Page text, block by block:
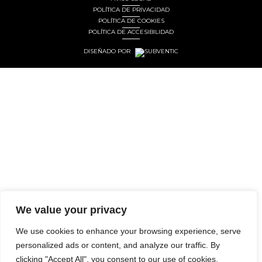
We value your privacy
We use cookies to enhance your browsing experience, serve
personalized ads or content, and analyze our traffic. By
clicking "Accept All", you consent to our use of cookies.
POLÍTICA DE PRIVACIDAD
POLÍTICA DE COOKIES
POLÍTICA DE ACCESIBILIDAD
DISEÑADO POR